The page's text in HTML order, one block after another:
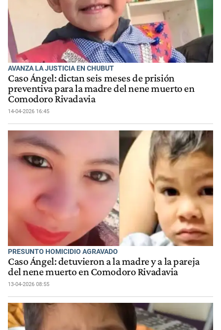
AVANZA LA JUSTICIA EN CHUBUT
Caso Ángel: dictan seis meses de prisión
preventiva para la madre del nene muerto en
Comodoro Rivadavia
14-04-2026 16:45
PRESUNTO HOMICIDIO AGRAVADO
Caso Ángel: detuvieron a la madre y a la pareja
del nene muerto en Comodoro Rivadavia
13-04-2026 08:55